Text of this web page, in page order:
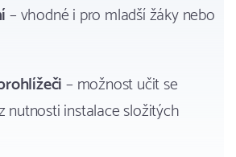
– vhodné i pro mladší žáky nebo
– možnost učit se
nutnosti instalace složitých